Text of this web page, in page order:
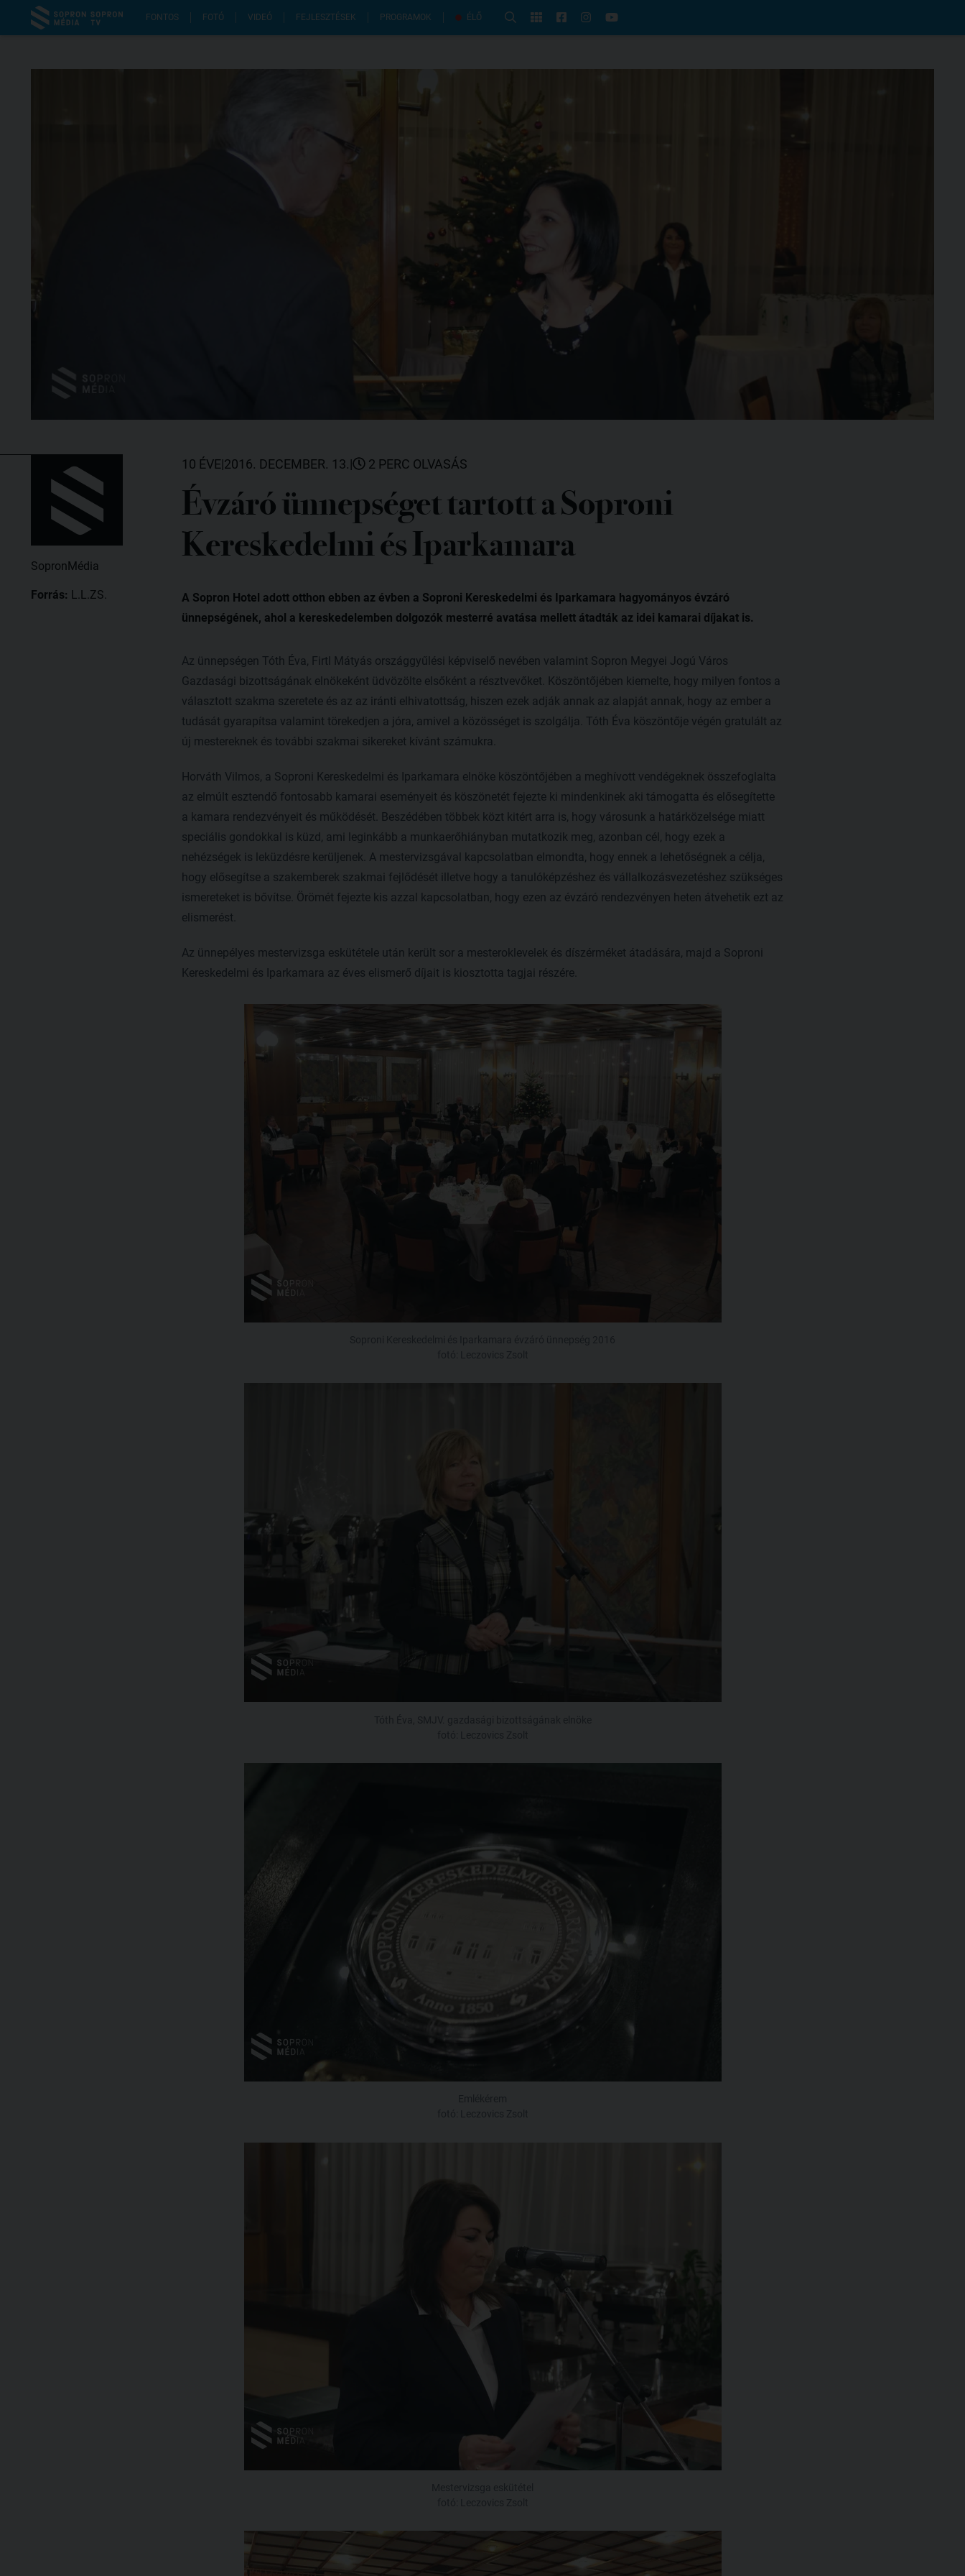
FONTOS FOTÓ VIDEÓ FEJLESZTÉSEK PROGRAMOK ÉLŐ
SopronMédia
Forrás: L.L.ZS.
10 ÉVE|2016. DECEMBER. 13.| 2 PERC OLVASÁS
Évzáró ünnepséget tartott a Soproni
Kereskedelmi és Iparkamara
A Sopron Hotel adott otthon ebben az évben a Soproni Kereskedelmi és Iparkamara hagyományos évzáró
ünnepségének, ahol a kereskedelemben dolgozók mesterré avatása mellett átadták az idei kamarai díjakat is.
Az ünnepségen Tóth Éva, Firtl Mátyás országgyűlési képviselő nevében valamint Sopron Megyei Jogú Város
Gazdasági bizottságának elnökeként üdvözölte elsőként a résztvevőket. Köszöntőjében kiemelte, hogy milyen fontos a
választott szakma szeretete és az az iránti elhivatottság, hiszen ezek adják annak az alapját annak, hogy az ember a
tudását gyarapítsa valamint törekedjen a jóra, amivel a közösséget is szolgálja. Tóth Éva köszöntője végén gratulált az
új mestereknek és további szakmai sikereket kívánt számukra.
Horváth Vilmos, a Soproni Kereskedelmi és Iparkamara elnöke köszöntőjében a meghívott vendégeknek összefoglalta
az elmúlt esztendő fontosabb kamarai eseményeit és köszönetét fejezte ki mindenkinek aki támogatta és elősegítette
a kamara rendezvényeit és működését. Beszédében többek közt kitért arra is, hogy városunk a határközelsége miatt
speciális gondokkal is küzd, ami leginkább a munkaerőhiányban mutatkozik meg, azonban cél, hogy ezek a
nehézségek is leküzdésre kerüljenek. A mestervizsgával kapcsolatban elmondta, hogy ennek a lehetőségnek a célja,
hogy elősegítse a szakemberek szakmai fejlődését illetve hogy a tanulóképzéshez és vállalkozásvezetéshez szükséges
ismereteket is bővítse. Örömét fejezte kis azzal kapcsolatban, hogy ezen az évzáró rendezvényen heten átvehetik ezt az
elismerést.
Az ünnepélyes mestervizsga eskütétele után került sor a mesteroklevelek és díszérméket átadására, majd a Soproni
Kereskedelmi és Iparkamara az éves elismerő díjait is kiosztotta tagjai részére.